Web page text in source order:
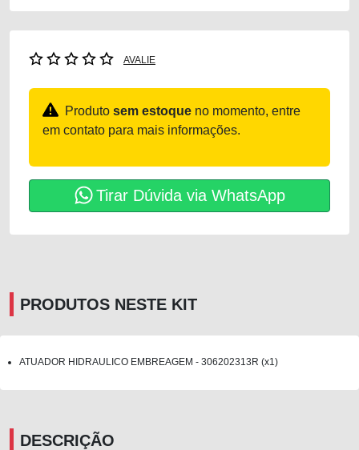
AVALIE
Produto sem estoque no momento, entre
em contato para mais informações.
Tirar Dúvida via WhatsApp
PRODUTOS NESTE KIT
ATUADOR HIDRAULICO EMBREAGEM - 306202313R (x1)
DESCRIÇÃO